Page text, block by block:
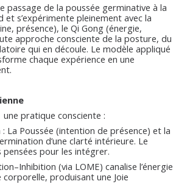
passage de la poussée germinative à la
s’expérimente pleinement avec la
présence), le Qi Gong (énergie,
approche consciente de la posture, du
qui en découle. Le modèle appliqué
chaque expérience en une
pratique consciente :
La Poussée (intention de présence) et la
d’une clarté intérieure. Le
pensées pour les intégrer.
(via LOME) canalise l’énergie
produisant une Joie